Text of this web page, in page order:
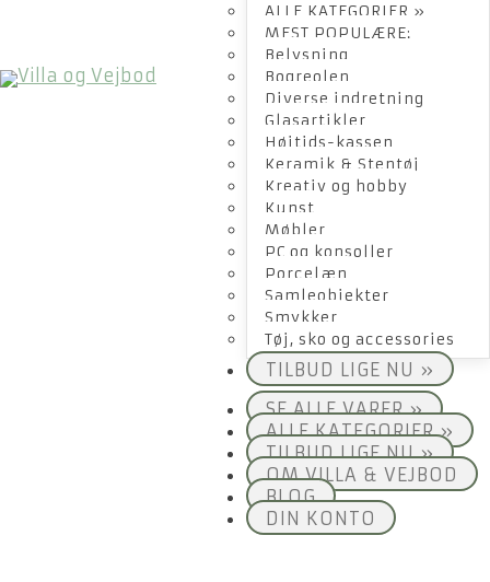
ALLE KATEGORIER »
MEST POPULÆRE:
Belysning
Bogreolen
Diverse indretning
Glasartikler
Højtids-kassen
Keramik & Stentøj
Kreativ og hobby
Kunst
Møbler
PC og konsoller
Porcelæn
Samleobjekter
Smykker
Tøj, sko og accessories
TILBUD LIGE NU »
SE ALLE VARER »
ALLE KATEGORIER »
TILBUD LIGE NU »
OM VILLA & VEJBOD
BLOG
DIN KONTO